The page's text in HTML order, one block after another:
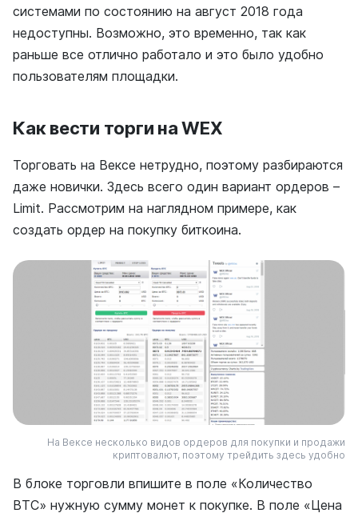
системами по состоянию на август 2018 года
недоступны. Возможно, это временно, так как
раньше все отлично работало и это было удобно
пользователям площадки.
Как вести торги на WEX
Торговать на Вексе нетрудно, поэтому разбираются
даже новички. Здесь всего один вариант ордеров –
Limit. Рассмотрим на наглядном примере, как
создать ордер на покупку биткоина.
На Вексе несколько видов ордеров для покупки и продажи
криптовалют, поэтому трейдить здесь удобно
В блоке торговли впишите в поле «Количество
BTC» нужную сумму монет к покупке. В поле «Цена